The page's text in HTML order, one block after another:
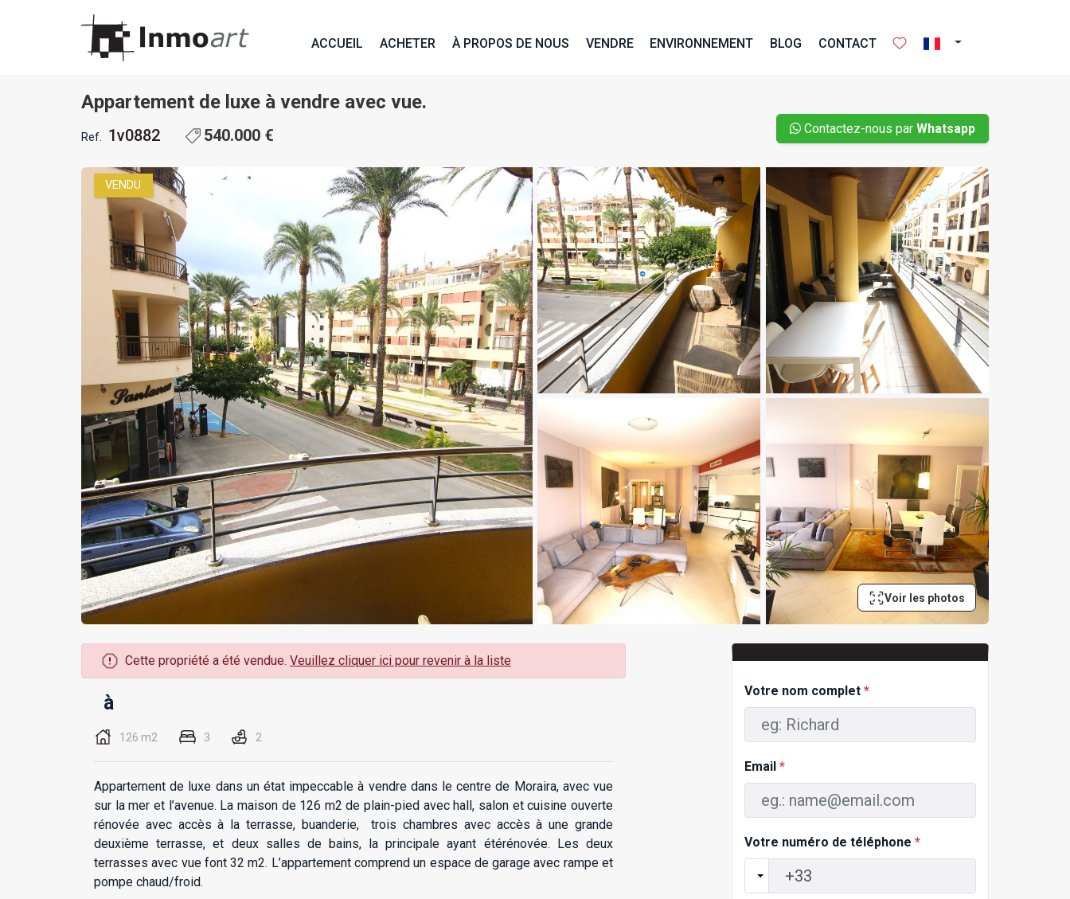
ACCUEIL ACHETER À PROPOS DE NOUS VENDRE ENVIRONNEMENT BLOG CONTACT
Appartement de luxe à vendre avec vue.
Ref. 1v0882 540.000 € Contactez-nous par Whatsapp
VENDU
Voir les photos
Cette propriété a été vendue. Veuillez cliquer ici pour revenir à la liste
à
126 m2 3 2
Appartement de luxe dans un état impeccable à vendre dans le centre de Moraira, avec vue
sur la mer et l’avenue. La maison de 126 m2 de plain-pied avec hall, salon et cuisine ouverte
rénovée avec accès à la terrasse, buanderie, trois chambres avec accès à une grande
deuxième terrasse, et deux salles de bains, la principale ayant étérénovée. Les deux
terrasses avec vue font 32 m2. L’appartement comprend un espace de garage avec rampe et
pompe chaud/froid.
Votre nom complet *
Email *
Votre numéro de téléphone *